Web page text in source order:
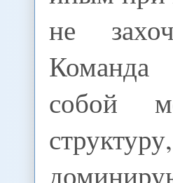
не
Команда
собой